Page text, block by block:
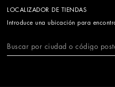
LOCALIZADOR DE TIENDAS
Introduce una ubicación para